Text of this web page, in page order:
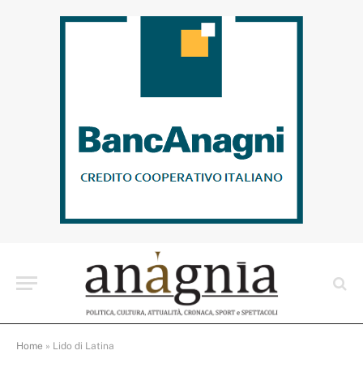
Home » Lido di Latina